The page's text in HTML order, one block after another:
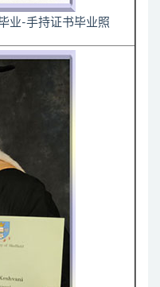
业-手持证书毕业照